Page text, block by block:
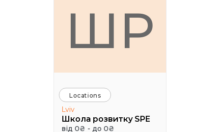
ШР
Locations
Lviv
Школа розвитку SPE
від 0₴ - до 0₴